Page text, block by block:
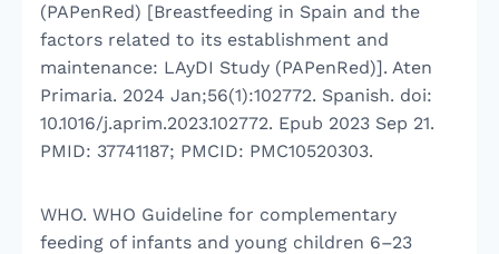
(PAPenRed) [Breastfeeding in Spain and the
factors related to its establishment and
maintenance: LAyDI Study (PAPenRed)]. Aten
Primaria. 2024 Jan;56(1):102772. Spanish. doi:
10.1016/j.aprim.2023.102772. Epub 2023 Sep 21.
PMID: 37741187; PMCID: PMC10520303.
WHO. WHO Guideline for complementary
feeding of infants and young children 6–23